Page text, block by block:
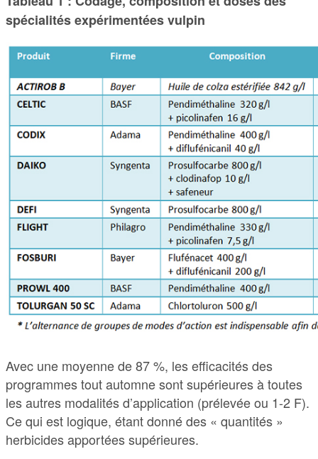
spécialités expérimentées vulpin
Avec une moyenne de 87 %, les efficacités des
programmes tout automne sont supérieures à toutes
les autres modalités d’application (prélevée ou 1-2 F).
Ce qui est logique, étant donné des « quantités »
herbicides apportées supérieures.